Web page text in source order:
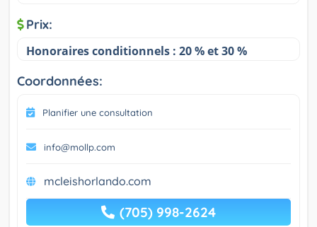
Prix:
Honoraires conditionnels : 20 % et 30 %
Coordonnées:
Planifier une consultation
info@mollp.com
mcleishorlando.com
(705) 998-2624